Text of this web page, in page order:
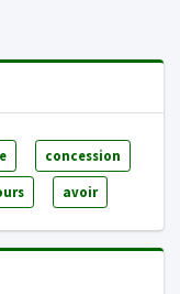
concession
avoir